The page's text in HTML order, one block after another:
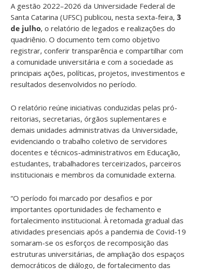
A gestão 2022–2026 da Universidade Federal de
Santa Catarina (UFSC) publicou, nesta sexta-feira,3
de julho, o relatório de legados e realizações do
quadriênio. O documento tem como objetivo
registrar, conferir transparência e compartilhar com
a comunidade universitária e com a sociedade as
principais ações, políticas, projetos, investimentos e
resultados desenvolvidos no período.
O relatório reúne iniciativas conduzidas pelas pró-
reitorias, secretarias, órgãos suplementares e
demais unidades administrativas da Universidade,
evidenciando o trabalho coletivo de servidores
docentes e técnicos-administrativos em Educação,
estudantes, trabalhadores terceirizados, parceiros
institucionais e membros da comunidade externa.
“O período foi marcado por desafios e por
importantes oportunidades de fechamento e
fortalecimento institucional. À retomada gradual das
atividades presenciais após a pandemia de Covid-19
somaram-se os esforços de recomposição das
estruturas universitárias, de ampliação dos espaços
democráticos de diálogo, de fortalecimento das